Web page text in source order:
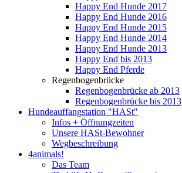
Happy End Hunde 2017
Happy End Hunde 2016
Happy End Hunde 2015
Happy End Hunde 2014
Happy End Hunde 2013
Happy End bis 2013
Happy End Pferde
Regenbogenbrücke
Regenbogenbrücke ab 2013
Regenbogenbrücke bis 2013
Hundeauffangstation "HASt"
Infos + Öffnungzeiten
Unsere HASt-Bewohner
Wegbeschreibung
4animals!
Das Team